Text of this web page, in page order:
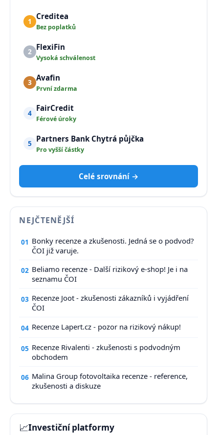
1 Creditea
Bez poplatků
2 FlexiFin
Vysoká schválenost
3 Avafin
První zdarma
4 FairCredit
Férové úroky
5 Partners Bank Chytrá půjčka
Pro vyšší částky
Celé srovnání →
NEJČTENĚJŠÍ
01 Bonky recenze a zkušenosti. Jedná se o podvod?
ČOI již varuje.
02 Beliamo recenze - Další rizikový e-shop! Je i na
seznamu ČOI
03 Recenze Joot - zkušenosti zákazníků i vyjádření
ČOI
04 Recenze Lapert.cz - pozor na rizikový nákup!
05 Recenze Rivalenti - zkušenosti s podvodným
obchodem
06 Malina Group fotovoltaika recenze - reference,
zkušenosti a diskuze
📈Investiční platformy